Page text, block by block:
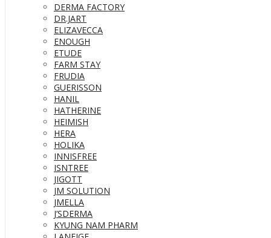
DERMA FACTORY
DR.JART
ELIZAVECCA
ENOUGH
ETUDE
FARM STAY
FRUDIA
GUERISSON
HANIL
HATHERINE
HEIMISH
HERA
HOLIKA
INNISFREE
ISNTREE
JIGOTT
JM SOLUTION
JMELLA
J’SDERMA
KYUNG NAM PHARM